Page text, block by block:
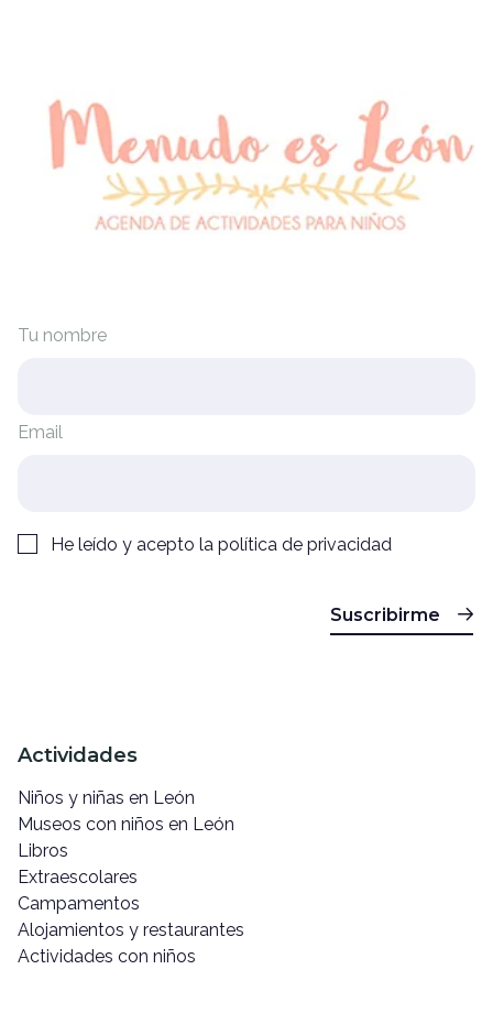
Tu nombre
Email
He leído y acepto la política de privacidad
Suscribirme
Actividades
Niños y niñas en León
Museos con niños en León
Libros
Extraescolares
Campamentos
Alojamientos y restaurantes
Actividades con niños